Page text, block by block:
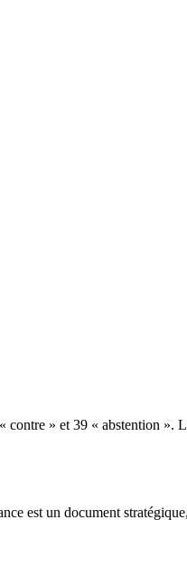
» et 39 « abstention ».
est un document